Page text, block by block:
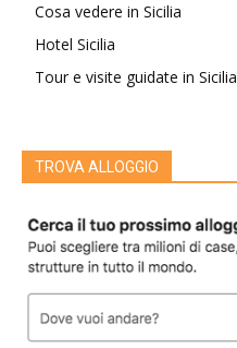
Cosa vedere in Sicilia
Hotel Sicilia
Tour e visite guidate in Sicilia
TROVA ALLOGGIO